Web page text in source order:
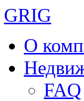
GRIG
О
FAQ